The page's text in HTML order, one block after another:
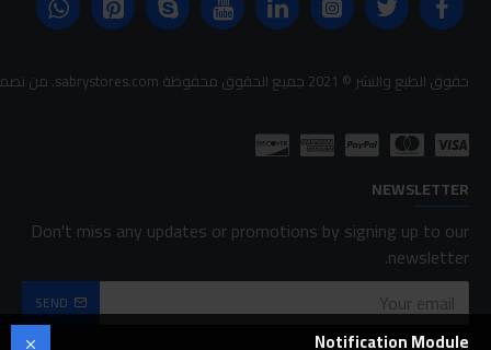
حقوق الطبع والنشر © 2021 جميع الحقوق محفوظة sabrystores.com. من تصميم-
NEWSLETTER
Don't miss any updates or promotions by signing up to our
newsletter.
SEND
Notification Module